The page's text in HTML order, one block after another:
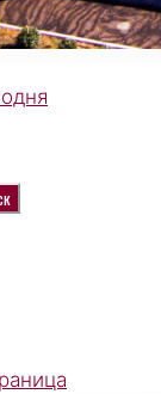
Искать: